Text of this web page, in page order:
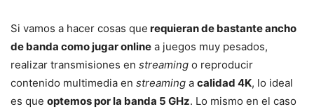
Si vamos a hacer cosas que requieran de bastante ancho
de banda como jugar online a juegos muy pesados,
realizar transmisiones en streaming o reproducir
contenido multimedia en streaming a calidad 4K, lo ideal
es que optemos por la banda 5 GHz. Lo mismo en el caso